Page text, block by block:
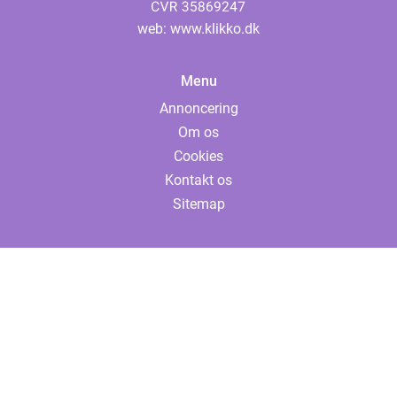
web: www.klikko.dk
Menu
Annoncering
Om os
Cookies
Kontakt os
Sitemap